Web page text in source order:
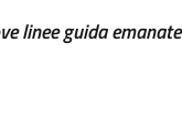
linee guida emanate